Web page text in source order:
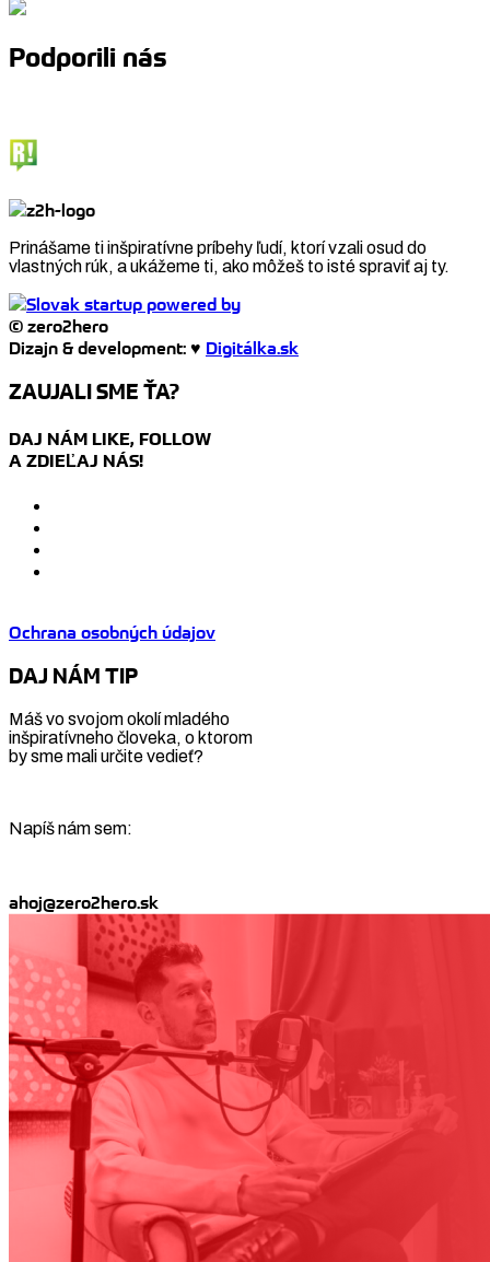
Podporili nás
Prinášame ti inšpiratívne príbehy ľudí, ktorí vzali osud do
vlastných rúk, a ukážeme ti, ako môžeš to isté spraviť aj ty.
© zero2hero
Dizajn & development: ♥ Digitálka.sk
ZAUJALI SME ŤA?
DAJ NÁM LIKE, FOLLOW
A ZDIEĽAJ NÁS!
Ochrana osobných údajov
DAJ NÁM TIP
Máš vo svojom okolí mladého
inšpiratívneho človeka, o ktorom
by sme mali určite vedieť?
Napíš nám sem:
ahoj@zero2hero.sk